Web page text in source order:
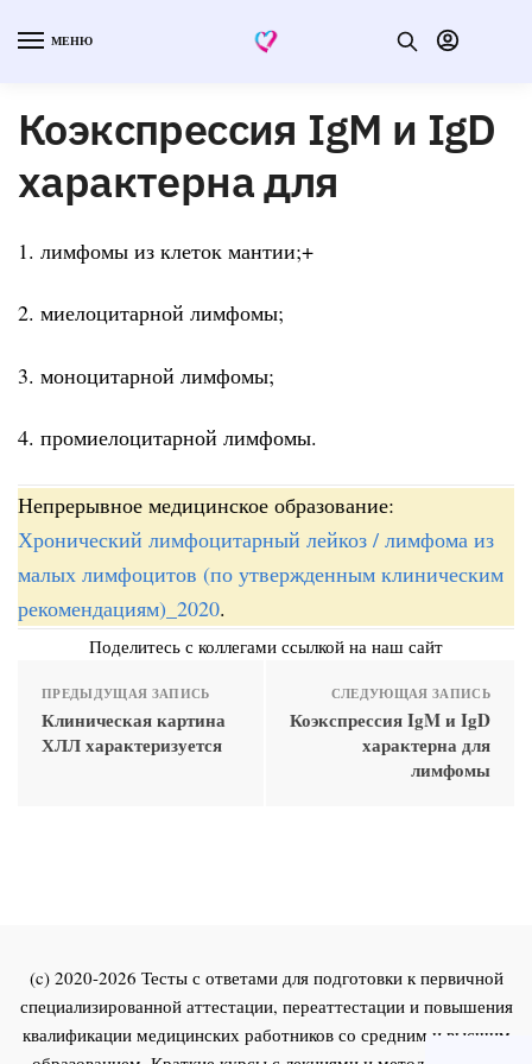
МЕНЮ
Коэкспрессия IgM и IgD
характерна для
1. лимфомы из клеток мантии;+
2. миелоцитарной лимфомы;
3. моноцитарной лимфомы;
4. промиелоцитарной лимфомы.
Непрерывное медицинское образование:
Хронический лимфоцитарный лейкоз / лимфома из
малых лимфоцитов (по утвержденным клиническим
рекомендациям)_2020.
Поделитесь с коллегами ссылкой на наш сайт
ПРЕДЫДУЩАЯ ЗАПИСЬ
Клиническая картина
ХЛЛ характеризуется
СЛЕДУЮЩАЯ ЗАПИСЬ
Коэкспрессия IgM и IgD
характерна для
лимфомы
(c) 2020-2026 Тесты с ответами для подготовки к первичной
специализированной аттестации, переаттестации и повышения
квалификации медицинских работников со средним и высшим